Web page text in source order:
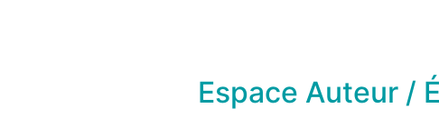
Espace Auteur /